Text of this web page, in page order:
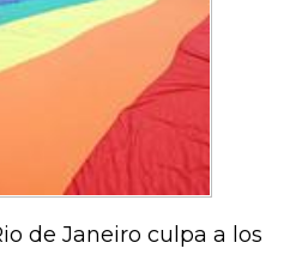
de Janeiro culpa a los